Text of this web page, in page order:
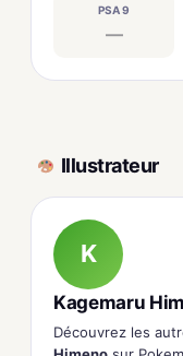
PSA 9
—
Illustrateur
K
Kagemaru
Découvrez les